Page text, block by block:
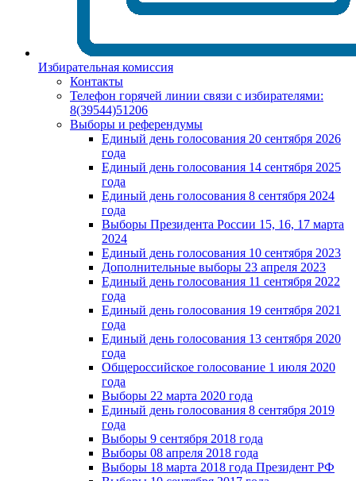
Избирательная комиссия
Контакты
Телефон горячей линии связи с избирателями:
8(39544)51206
Выборы и референдумы
Единый день голосования 20 сентября 2026
года
Единый день голосования 14 сентября 2025
года
Единый день голосования 8 сентября 2024
года
Выборы Президента России 15, 16, 17 марта
2024
Единый день голосования 10 сентября 2023
Дополнительные выборы 23 апреля 2023
Единый день голосования 11 сентября 2022
года
Единый день голосования 19 сентября 2021
года
Единый день голосования 13 сентября 2020
года
Общероссийское голосование 1 июля 2020
года
Выборы 22 марта 2020 года
Единый день голосования 8 сентября 2019
года
Выборы 9 сентября 2018 года
Выборы 08 апреля 2018 года
Выборы 18 марта 2018 года Президент РФ